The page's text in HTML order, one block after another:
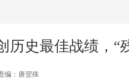
历史最佳战绩，“
编：唐翌殊